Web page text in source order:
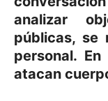
analizar
públicas, se
personal.
atacan